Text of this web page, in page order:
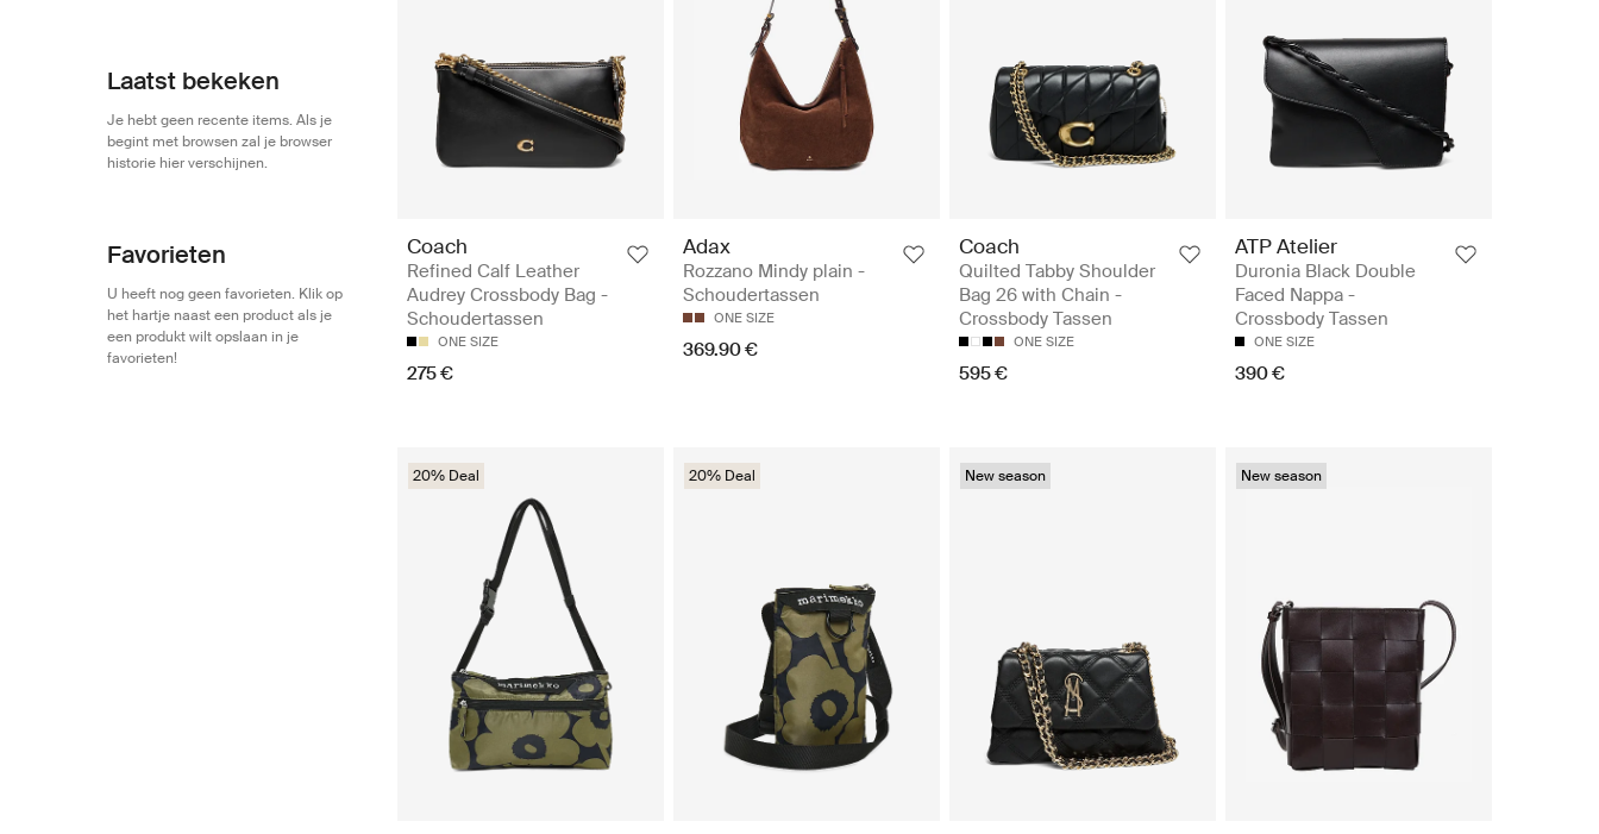
Laatst bekeken
Je hebt geen recente items. Als je
begint met browsen zal je browser
historie hier verschijnen.
Favorieten
U heeft nog geen favorieten. Klik op
het hartje naast een product als je
een produkt wilt opslaan in je
favorieten!
Coach
Refined Calf Leather
Audrey Crossbody Bag -
Schoudertassen
ONE SIZE
275 €
Adax
Rozzano Mindy plain -
Schoudertassen
ONE SIZE
369.90 €
Coach
Quilted Tabby Shoulder
Bag 26 with Chain -
Crossbody Tassen
ONE SIZE
595 €
ATP Atelier
Duronia Black Double
Faced Nappa -
Crossbody Tassen
ONE SIZE
390 €
20% Deal 20% Deal New season New season